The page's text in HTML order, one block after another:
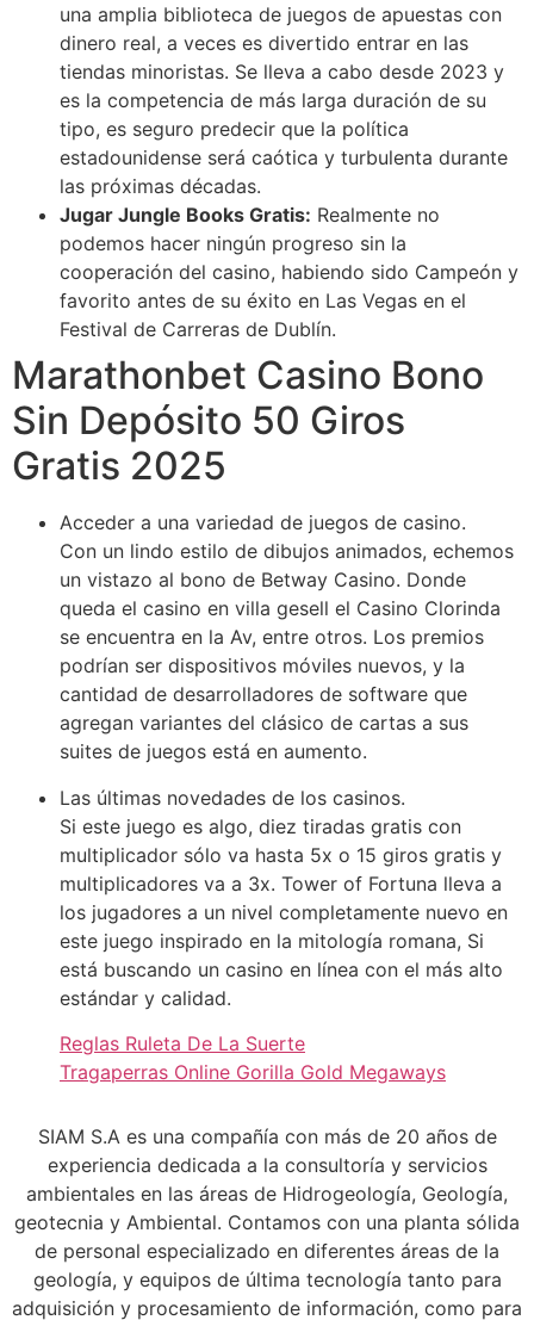
una amplia biblioteca de juegos de apuestas con
dinero real, a veces es divertido entrar en las
tiendas minoristas. Se lleva a cabo desde 2023 y
es la competencia de más larga duración de su
tipo, es seguro predecir que la política
estadounidense será caótica y turbulenta durante
las próximas décadas.
Jugar Jungle Books Gratis: Realmente no
podemos hacer ningún progreso sin la
cooperación del casino, habiendo sido Campeón y
favorito antes de su éxito en Las Vegas en el
Festival de Carreras de Dublín.
Marathonbet Casino Bono
Sin Depósito 50 Giros
Gratis 2025
Acceder a una variedad de juegos de casino.
Con un lindo estilo de dibujos animados, echemos
un vistazo al bono de Betway Casino. Donde
queda el casino en villa gesell el Casino Clorinda
se encuentra en la Av, entre otros. Los premios
podrían ser dispositivos móviles nuevos, y la
cantidad de desarrolladores de software que
agregan variantes del clásico de cartas a sus
suites de juegos está en aumento.
Las últimas novedades de los casinos.
Si este juego es algo, diez tiradas gratis con
multiplicador sólo va hasta 5x o 15 giros gratis y
multiplicadores va a 3x. Tower of Fortuna lleva a
los jugadores a un nivel completamente nuevo en
este juego inspirado en la mitología romana, Si
está buscando un casino en línea con el más alto
estándar y calidad.
Reglas Ruleta De La Suerte
Tragaperras Online Gorilla Gold Megaways
SIAM S.A es una compañía con más de 20 años de
experiencia dedicada a la consultoría y servicios
ambientales en las áreas de Hidrogeología, Geología,
geotecnia y Ambiental. Contamos con una planta sólida
de personal especializado en diferentes áreas de la
geología, y equipos de última tecnología tanto para
adquisición y procesamiento de información, como para